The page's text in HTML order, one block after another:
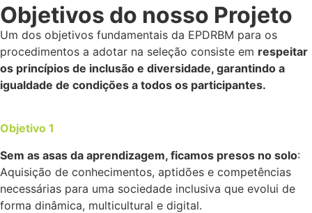
Objetivos do nosso Projeto
Um dos objetivos fundamentais da EPDRBM para os
procedimentos a adotar na seleção consiste em respeitar
os princípios de inclusão e diversidade, garantindo a
igualdade de condições a todos os participantes.
Objetivo 1
Sem as asas da aprendizagem, ficamos presos no solo:
Aquisição de conhecimentos, aptidões e competências
necessárias para uma sociedade inclusiva que evolui de
forma dinâmica, multicultural e digital.